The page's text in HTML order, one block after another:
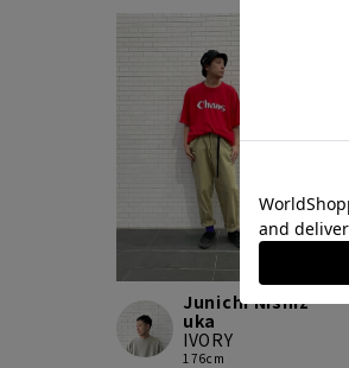
Junichi Nishiz
uka
IVORY
176cm